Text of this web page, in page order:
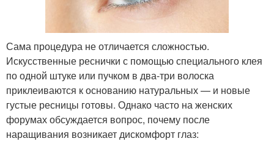
Сама процедура не отличается сложностью.
Искусственные реснички с помощью специального клея
по одной штуке или пучком в два-три волоска
приклеиваются к основанию натуральных — и новые
густые ресницы готовы. Однако часто на женских
форумах обсуждается вопрос, почему после
наращивания возникает дискомфорт глаз: